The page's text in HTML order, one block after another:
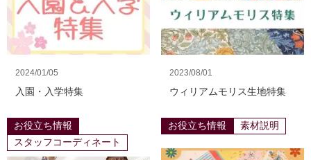
2024/01/05
入園・入学特集
2023/08/01
ウィリアムモリス生地特集
お役立ち情報
スタッフコーディネート
お役立ち情報 素材説明